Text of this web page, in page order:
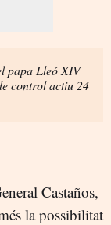
papa Lleó XIV
control actiu 24
Castaños,
la possibilitat